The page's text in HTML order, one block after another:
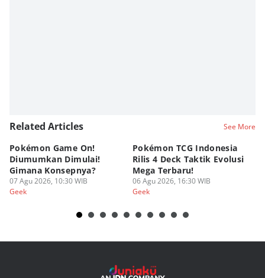
Related Articles See More
Pokémon Game On!
Diumumkan Dimulai!
Gimana Konsepnya?
07 Agu 2026, 10:30 WIB
Geek
Pokémon TCG Indonesia
Rilis 4 Deck Taktik Evolusi
Mega Terbaru!
06 Agu 2026, 16:30 WIB
Geek